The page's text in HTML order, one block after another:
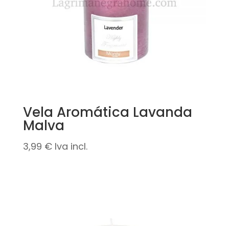
Vela Aromática Lavanda
Malva
3,99 € Iva incl.